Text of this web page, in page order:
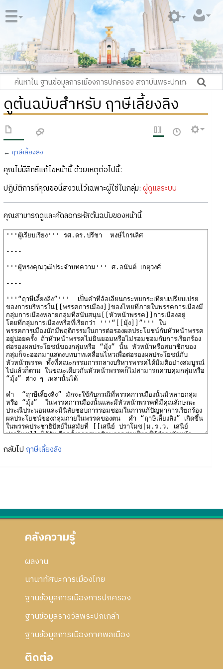
ดูต้นฉบับสำหรับ ฤาษีเลี้ยงลิง
← ฤาษีเลี้ยงลิง
คุณไม่มีสิทธิแก้ไขหน้านี้ ด้วยเหตุต่อไปนี้:
ปฏิบัติการที่คุณขอนี้สงวนไว้เฉพาะผู้ใช้ในกลุ่ม: ผู้ดูแลระบบ
คุณสามารถดูและคัดลอกรหัสต้นฉบับของหน้านี้
กลับไป ฤาษีเลี้ยงลิง
คลังความรู้
ผลงาน
นานาทัศนะการเมืองไทย
ฐานข้อมูลการเมืองการปกครอง
ฐานข้อมูลรางวัลพระปกเกล้า
ฐานข้อมูลการเมืองภาคพลเมือง
ติดต่อ